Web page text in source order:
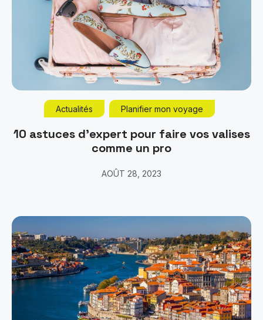
Actualités Planifier mon voyage
10 astuces d’expert pour faire vos valises
comme un pro
AOÛT 28, 2023